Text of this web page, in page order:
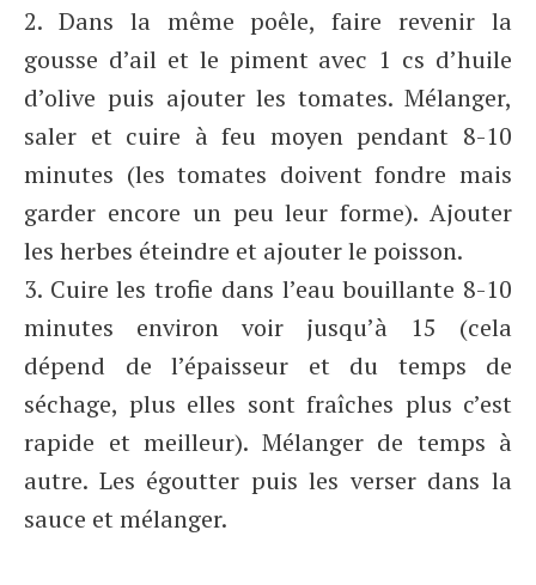
2. Dans la même poêle, faire revenir la
gousse d’ail et le piment avec 1 cs d’huile
d’olive puis ajouter les tomates. Mélanger,
saler et cuire à feu moyen pendant 8-10
minutes (les tomates doivent fondre mais
garder encore un peu leur forme). Ajouter
les herbes éteindre et ajouter le poisson.
3. Cuire les trofie dans l’eau bouillante 8-10
minutes environ voir jusqu’à 15 (cela
dépend de l’épaisseur et du temps de
séchage, plus elles sont fraîches plus c’est
rapide et meilleur). Mélanger de temps à
autre. Les égoutter puis les verser dans la
sauce et mélanger.